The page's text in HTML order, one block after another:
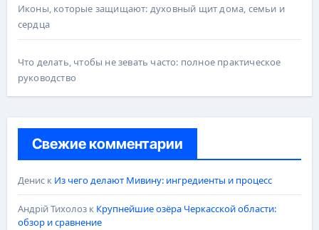
Иконы, которые защищают: духовный щит дома, семьи и
сердца
Что делать, чтобы не зевать часто: полное практическое
руководство
Свежие комментарии
Дениск Из чего делают Мивину: ингредиенты и процесс
Андрій Тихолозк Крупнейшие озёра Черкасской области:
обзор и сравнение